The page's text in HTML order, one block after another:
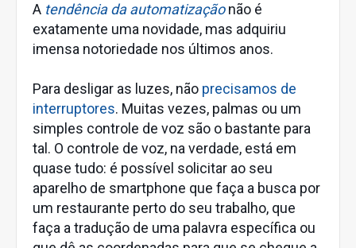
A tendência da automatizaçãonão é
exatamente uma novidade, mas adquiriu
imensa notoriedade nos últimos anos.
Para desligar as luzes, não precisamos de
interruptores. Muitas vezes, palmas ou um
simples controle de voz são o bastante para
tal. O controle de voz, na verdade, está em
quase tudo: é possível solicitar ao seu
aparelho de smartphone que faça a busca por
um restaurante perto do seu trabalho, que
faça a tradução de uma palavra específica ou